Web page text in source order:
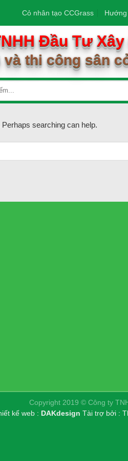
Cỏ nhân tạo CCGrass
Đầu Tư
và thi công sân
Perhaps searching can help.
Copyright 2019 © Công ty
kế web : DAKdesign Tài trợ bởi :